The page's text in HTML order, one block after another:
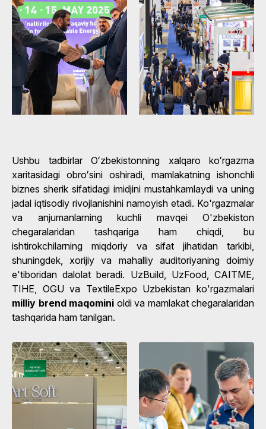
Ushbu tadbirlar Oʻzbekistonning xalqaro koʻrgazma
xaritasidagi obroʻsini oshiradi, mamlakatning ishonchli
biznes sherik sifatidagi imidjini mustahkamlaydi va uning
jadal iqtisodiy rivojlanishini namoyish etadi. Ko'rgazmalar
va anjumanlarning kuchli mavqei O'zbekiston
chegaralaridan tashqariga ham chiqdi, bu
ishtirokchilarning miqdoriy va sifat jihatidan tarkibi,
shuningdek, xorijiy va mahalliy auditoriyaning doimiy
e'tiboridan dalolat beradi. UzBuild, UzFood, CAITME,
TIHE, OGU va TextileExpo Uzbekistan ko'rgazmalari
milliy brend maqomini oldi va mamlakat chegaralaridan
tashqarida ham tanilgan.